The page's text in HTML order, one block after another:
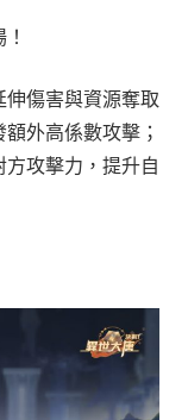
傷害與資源奪取
外高係數攻擊；
攻擊力，提升自